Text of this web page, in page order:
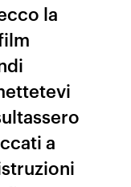
la
a